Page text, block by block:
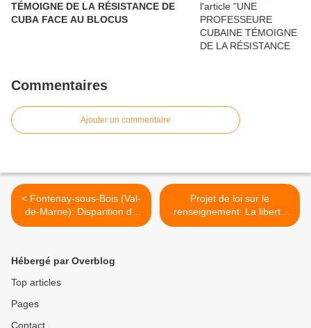
TÉMOIGNE DE LA RÉSISTANCE DE
CUBA FACE AU BLOCUS
Commentaires
Ajouter un commentaire
< Fontenay-sous-Bois (Val-
de-Marne): Disparition de
Jacques DAMIANI, militant
Projet de loi sur le
renseignement: La liberté
d’être surveillé et de ne plus
Hébergé par Overblog
Top articles
Pages
Contact